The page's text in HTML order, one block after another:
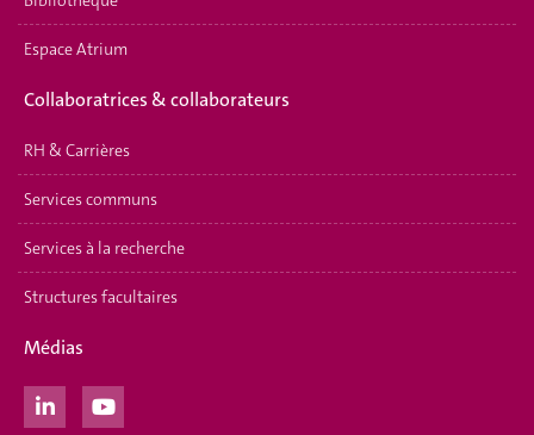
Espace Atrium
Collaboratrices & collaborateurs
RH & Carrières
Services communs
Services à la recherche
Structures facultaires
Médias